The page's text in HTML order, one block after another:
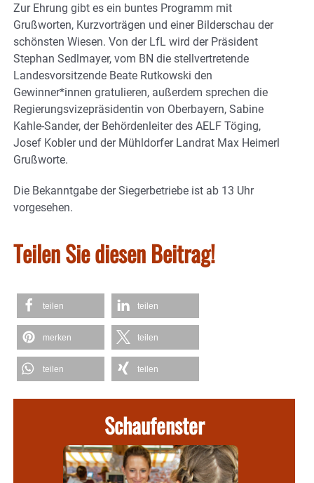
Zur Ehrung gibt es ein buntes Programm mit
Grußworten, Kurzvorträgen und einer Bilderschau der
schönsten Wiesen. Von der LfL wird der Präsident
Stephan Sedlmayer, vom BN die stellvertretende
Landesvorsitzende Beate Rutkowski den
Gewinner*innen gratulieren, außerdem sprechen die
Regierungsvizepräsidentin von Oberbayern, Sabine
Kahle-Sander, der Behördenleiter des AELF Töging,
Josef Kobler und der Mühldorfer Landrat Max Heimerl
Grußworte.
Die Bekanntgabe der Siegerbetriebe ist ab 13 Uhr
vorgesehen.
Teilen Sie diesen Beitrag!
teilen teilen
merken teilen
teilen teilen
Schaufenster